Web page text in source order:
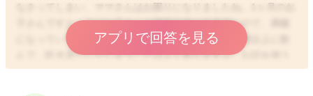
なさってしまい、ママさんはお困りになりましたね。1ヶ月のお
子さんですと、まだお子さんの満腹中枢が未発達なので、満腹
になっていても欲しがることがあったり、胃の許容量以上に飲
んで、吐き戻ししてしまうことはよくありますよ。お話を伺う
限りですと、やはり少し飲み過ぎて吐き戻しをしてしまってい
アプリで回答を見る